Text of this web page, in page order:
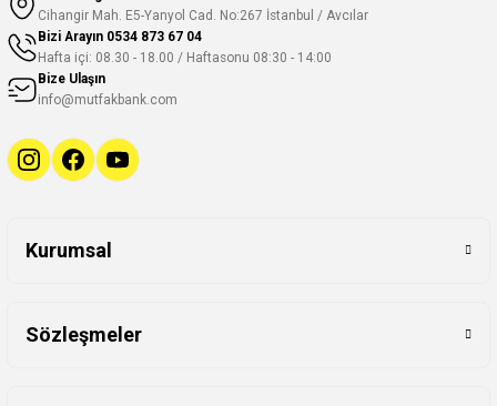
Cihangir Mah. E5-Yanyol Cad. No:267 İstanbul / Avcılar
Bizi Arayın 0534 873 67 04
Hafta içi: 08.30 - 18.00 / Haftasonu 08:30 - 14:00
Bize Ulaşın
info@mutfakbank.com
Kurumsal
Sözleşmeler